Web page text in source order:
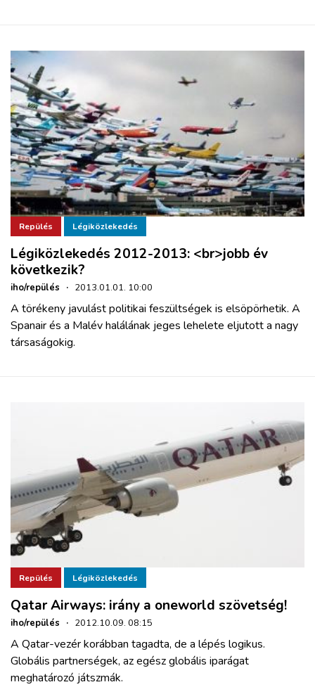
Repülés Légiközlekedés
Légiközlekedés 2012-2013: <br>jobb év
következik?
iho/repülés · 2013.01.01. 10:00
A törékeny javulást politikai feszültségek is elsöpörhetik. A
Spanair és a Malév halálának jeges lehelete eljutott a nagy
társaságokig.
Repülés Légiközlekedés
Qatar Airways: irány a oneworld szövetség!
iho/repülés · 2012.10.09. 08:15
A Qatar-vezér korábban tagadta, de a lépés logikus.
Globális partnerségek, az egész globális iparágat
meghatározó játszmák.